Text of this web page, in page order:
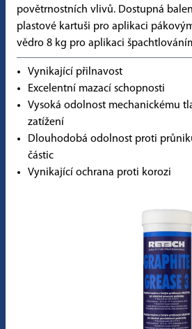
povětrnostních vlivů. Dostupná
plastové kartuši pro aplikaci
vědro 8 kg pro aplikaci
Vynikající přilnavost
Excelentní mazací schopnosti
Vysoká odolnost mechanickému
zatížení
Dlouhodobá odolnost proti
částic
Vynikající ochrana proti korozi